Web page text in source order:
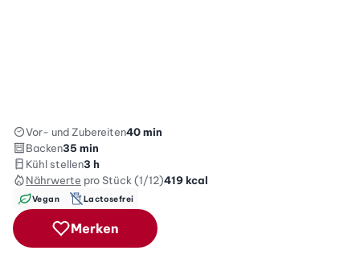
Vor- und Zubereiten40 min
Backen35 min
Kühl stellen3 h
Nährwerte pro Stück (1/12)419kcal
Vegan Lactosefrei
Merken